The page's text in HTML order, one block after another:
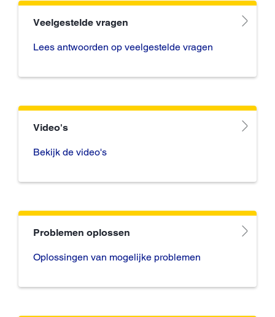
Veelgestelde vragen
Lees antwoorden op veelgestelde vragen
Video's
Bekijk de video's
Problemen oplossen
Oplossingen van mogelijke problemen